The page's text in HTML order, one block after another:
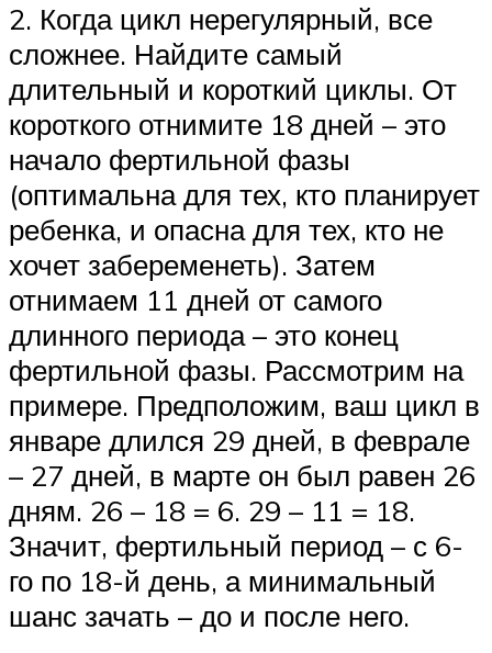
2. Когда цикл нерегулярный, все
сложнее. Найдите самый
длительный и короткий циклы. От
короткого отнимите 18 дней – это
начало фертильной фазы
(оптимальна для тех, кто планирует
ребенка, и опасна для тех, кто не
хочет забеременеть). Затем
отнимаем 11 дней от самого
длинного периода – это конец
фертильной фазы. Рассмотрим на
примере. Предположим, ваш цикл в
январе длился 29 дней, в феврале
– 27 дней, в марте он был равен 26
дням. 26 – 18 = 6. 29 – 11 = 18.
Значит, фертильный период – с 6-
го по 18-й день, а минимальный
шанс зачать – до и после него.